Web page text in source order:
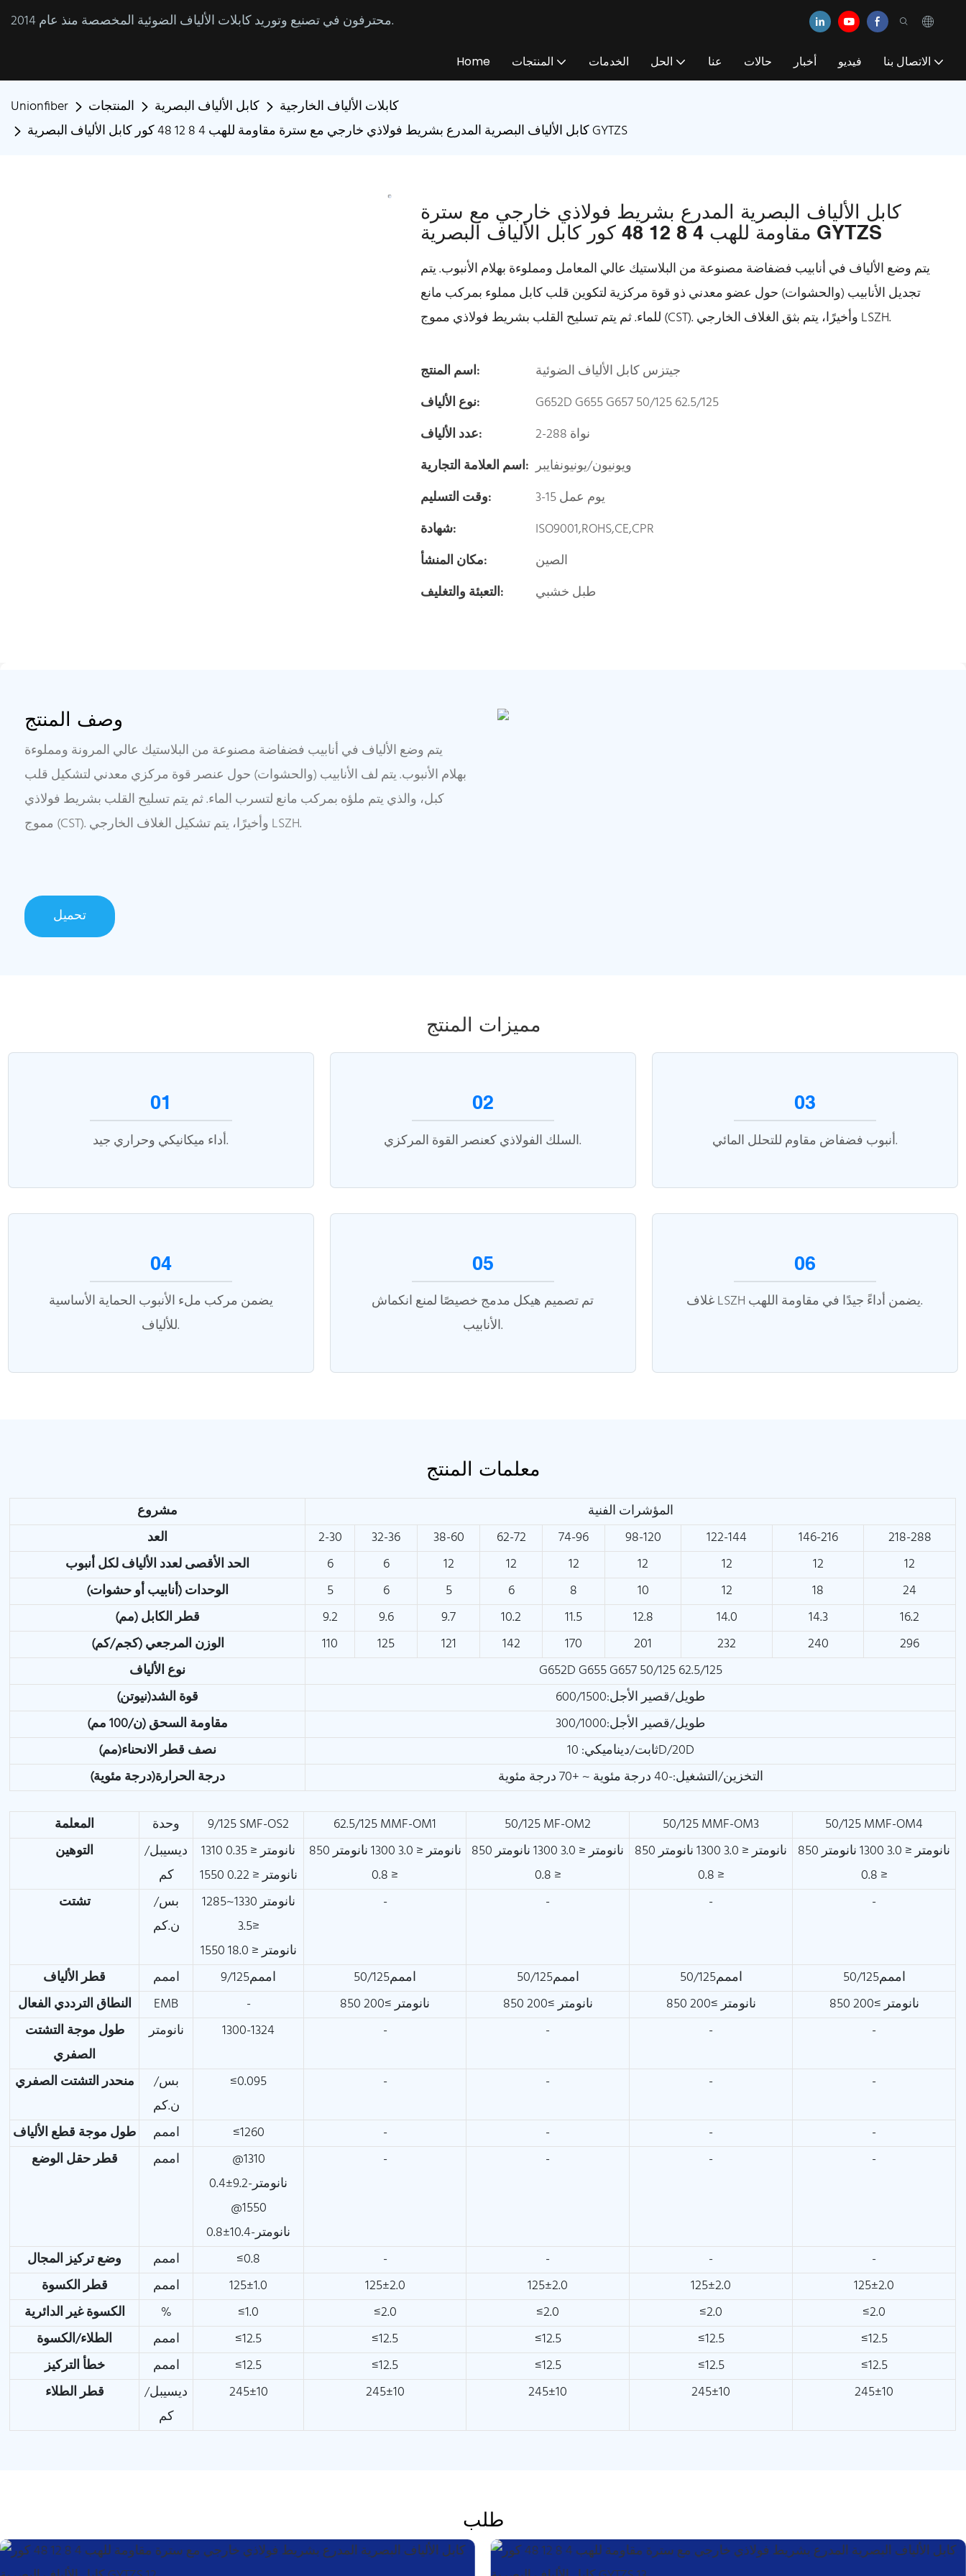
محترفون في تصنيع وتوريد كابلات الألياف الضوئية المخصصة منذ عام 2014.
Home المنتجات الخدمات الحل عنا حالات أخبار فيديو الاتصال بنا
Unionfiber المنتجات كابل الألياف البصرية
كابلات الألياف الخارجية
كابل الألياف البصرية المدرع بشريط فولاذي خارجي مع سترة مقاومة للهب 4 8 12 48 كور كابل الألياف البصرية GYTZS
كابل الألياف البصرية المدرع بشريط فولاذي خارجي مع سترة
مقاومة للهب 4 8 12 48 كور كابل الألياف البصرية GYTZS
يتم وضع الألياف في أنابيب فضفاضة مصنوعة من البلاستيك عالي المعامل ومملوءة بهلام الأنبوب. يتم
تجديل الأنابيب (والحشوات) حول عضو معدني ذو قوة مركزية لتكوين قلب كابل مملوء بمركب مانع
للماء. ثم يتم تسليح القلب بشريط فولاذي مموج (CST). وأخيرًا، يتم بثق الغلاف الخارجي LSZH.
اسم المنتج:
جيتزس كابل الألياف الضوئية
نوع الألياف:
G652D G655 G657 50/125 62.5/125
عدد الألياف:
2-288 نواة
اسم العلامة التجارية: ويونيون/يونيونفايبر
وقت التسليم:
3-15 يوم عمل
شهادة:
ISO9001,ROHS,CE,CPR
مكان المنشأ:
الصين
التعبئة والتغليف:
طبل خشبي
وصف المنتج
يتم وضع الألياف في أنابيب فضفاضة مصنوعة من البلاستيك عالي المرونة ومملوءة
بهلام الأنبوب. يتم لف الأنابيب (والحشوات) حول عنصر قوة مركزي معدني لتشكيل قلب
كبل، والذي يتم ملؤه بمركب مانع لتسرب الماء. ثم يتم تسليح القلب بشريط فولاذي
مموج (CST). وأخيرًا، يتم تشكيل الغلاف الخارجي LSZH.
تحميل
مميزات المنتج
01
أداء ميكانيكي وحراري جيد.
02
السلك الفولاذي كعنصر القوة المركزي.
03
أنبوب فضفاض مقاوم للتحلل المائي.
04
يضمن مركب ملء الأنبوب الحماية الأساسية
للألياف.
05
تم تصميم هيكل مدمج خصيصًا لمنع انكماش
الأنابيب.
06
غلاف LSZH يضمن أداءً جيدًا في مقاومة اللهب.
معلمات المنتج
مشروع
المؤشرات الفنية
العد
2-30 32-36 38-60 62-72 74-96 98-120 122-144 146-216
218-288
الحد الأقصى لعدد الألياف لكل أنبوب
6 6 12 12 12 12 12 12
12
الوحدات (أنابيب أو حشوات)
5 6 5 6 8 10 12 18
24
قطر الكابل (مم)
9.2 9.6 9.7 10.2 11.5 12.8 14.0 14.3
16.2
الوزن المرجعي (كجم/كم)
110 125 121 142 170 201 232 240
296
نوع الألياف
G652D G655 G657 50/125 62.5/125
قوة الشد(نيوتن)
طويل/قصير الأجل:600/1500
مقاومة السحق (ن/100 مم)
طويل/قصير الأجل:300/1000
نصف قطر الانحناء(مم)
ثابت/ديناميكي: 10D/20D
درجة الحرارة(درجة مئوية)
التخزين/التشغيل:-40 درجة مئوية ~ +70 درجة مئوية
المعلمة وحدة 9/125 SMF-OS2 62.5/125 MMF-OM1 50/125 MF-OM2 50/125 MMF-OM3
50/125 MMF-OM4
التوهين
ديسيبل/
كم
1310 نانومتر ≤ 0.35
1550 نانومتر ≤ 0.22
850 نانومتر ≤ 3.0 1300 نانومتر
≤ 0.8
850 نانومتر ≤ 3.0 1300 نانومتر
≤ 0.8
850 نانومتر ≤ 3.0 1300 نانومتر
≤ 0.8
850 نانومتر ≤ 3.0 1300 نانومتر
≤ 0.8
تشتت
بس/
ن.كم
1285~1330 نانومتر
≤3.5
1550 نانومتر ≤ 18.0
- - - -
قطر الألياف اممم اممم9/125 اممم50/125 اممم50/125 اممم50/125
اممم50/125
النطاق الترددي الفعال
EMB - 850 نانومتر ≥200 850 نانومتر ≥200 850 نانومتر ≥200
850 نانومتر ≥200
طول موجة التشتت
الصفري
نانومتر 1300-1324 - - - -
منحدر التشتت الصفري
بس/
ن.كم
≤0.095 - - - -
طول موجة قطع الألياف اممم ≤1260 - - -
-
قطر حقل الوضع
اممم
@1310
نانومتر-9.2±0.4
@1550
نانومتر-10.4±0.8
- - - -
وضع تركيز المجال اممم ≤0.8 - - -
-
قطر الكسوة
اممم 125±1.0 125±2.0 125±2.0 125±2.0
125±2.0
الكسوة غير الدائرية
% ≤1.0 ≤2.0 ≤2.0 ≤2.0
≤2.0
الطلاء/الكسوة
اممم ≤12.5 ≤12.5 ≤12.5 ≤12.5
≤12.5
خطأ التركيز
اممم ≤12.5 ≤12.5 ≤12.5 ≤12.5
≤12.5
قطر الطلاء
ديسيبل/
كم
245±10 245±10 245±10 245±10 245±10
طلب